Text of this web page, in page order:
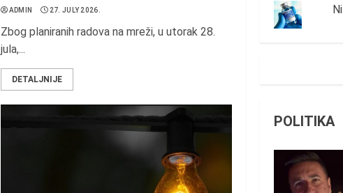
ADMIN 27. JULY 2026.
Zbog planiranih radova na mreži, u utorak 28.
jula,...
DETALJNIJE
POLITIKA